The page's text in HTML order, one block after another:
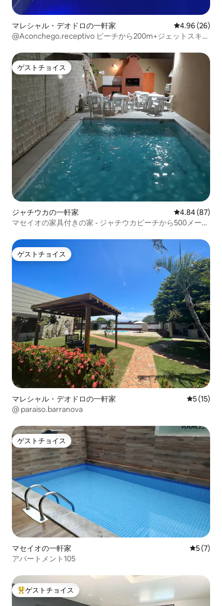
マレシャル・デオドロの一軒家 レビュー26
4.96 (26)
@Aconchego.receptivo ビーチから200m+ジェットスキー
ゲストチョイス
ゲストチョイス
ジャチウカの一軒家 レビュー87
4.84 (87)
マセイオの家具付きの家 - ジャチウカビーチから500メート
ゲストチョイス
ゲストチョイス
マレシャル・デオドロの一軒家 レビュー
5 (15)
@ paraiso.barranova
ゲストチョイス
ゲストチョイス
マセイオの一軒家 レビュー
5 (7)
アパートメント105
大好評のゲストチョイスです。
ゲストチョイス